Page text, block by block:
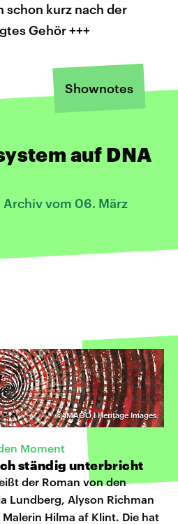
schon kurz nach der
Gehör +++
Shownotes
auf DNA
vom 06. März
©IMAGO I Heritage Images
Moment
ständig unterbricht
der Roman von den
Lundberg, Alyson Richman
Hilma af Klint. Die hat